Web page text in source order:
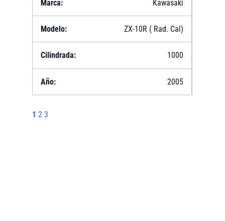
Kawasaki
ZX-10R ( Rad. Cal)
1000
2005
1 2 3